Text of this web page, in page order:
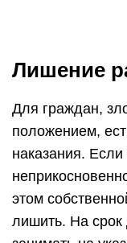
Лишение
Для граждан,
положением,
наказания.
этом
лишить. На срок